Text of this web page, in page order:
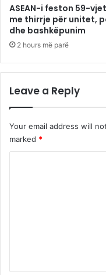
ASEAN-i feston 59-
me thirrje për unitet,
dhe bashkëpunim
2 hours më parë
Leave a Reply
Your email address will
marked *